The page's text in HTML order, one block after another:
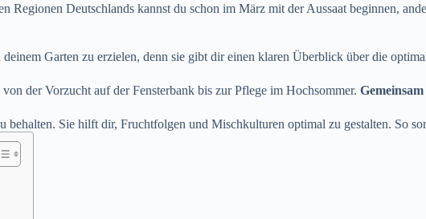
Regionen Deutschlands kannst du schon im März mit der Aussaat beginnen,
Garten zu erzielen, denn sie gibt dir einen klaren Überblick über die
von der Vorzucht auf der Fensterbank bis zur Pflege im Hochsommer. Gemeinsam
behalten. Sie hilft dir, Fruchtfolgen und Mischkulturen optimal zu gestalten. So